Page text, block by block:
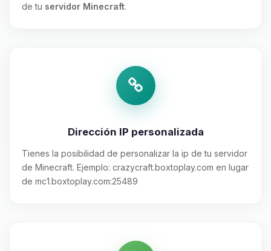
de tu servidor Minecraft.
Dirección IP personalizada
Tienes la posibilidad de personalizar la ip de tu servidor
de Minecraft. Ejemplo: crazycraft.boxtoplay.com en lugar
de mc1.boxtoplay.com:25489